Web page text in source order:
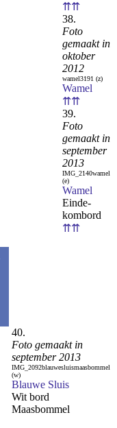
⇈⇈
38.
Foto
gemaakt in
oktober
2012
wamel3191 (z)
Wamel
⇈⇈
39.
Foto
gemaakt in
september
2013
IMG_2140wamel
(e)
Wamel
Einde-
kombord
⇈⇈
40.
Foto gemaakt in
september 2013
IMG_2092blauwesluismaasbommel
(w)
Blauwe Sluis
Wit bord
Maasbommel